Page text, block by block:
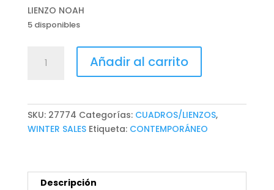
LIENZO NOAH
5 disponibles
NOAH
Añadir al carrito
SKU: 27774 Categorías: CUADROS/LIENZOS,
WINTER SALES Etiqueta: CONTEMPORÁNEO
Descripción